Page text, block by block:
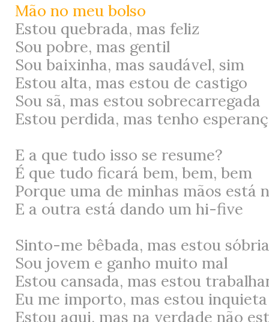
Mão no meu bolso
Estou quebrada, mas feliz
Sou pobre, mas gentil
Sou baixinha, mas saudável, sim
Estou alta, mas estou de castigo
Sou sã, mas estou sobrecarregada
Estou perdida, mas tenho
E a que tudo isso se resume?
É que tudo ficará bem, bem, bem
Porque uma de minhas mãos está
E a outra está dando um hi-five
Sinto-me bêbada, mas estou sóbria
Sou jovem e ganho muito mal
Estou cansada, mas estou
Eu me importo, mas estou inquieta
Estou aqui, mas na verdade não